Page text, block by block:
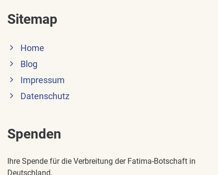
Sitemap
Home
Blog
Impressum
Datenschutz
Spenden
Ihre Spende für die Verbreitung der Fatima-Botschaft in
Deutschland.